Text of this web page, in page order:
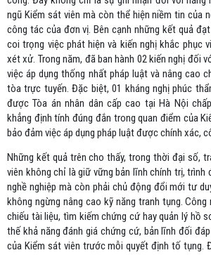
ngũ Kiểm sát viên mà còn thể hiện niềm tin của
công tác của đơn vị. Bên cạnh những kết quả
coi trọng việc phát hiện và kiến nghị khắc phục
xét xử. Trong năm, đã ban hành 02 kiến nghị đối
việc áp dụng thống nhất pháp luật và nâng cao
tòa trực tuyến. Đặc biệt, 01 kháng nghị phúc
được Tòa án nhân dân cấp cao tại Hà Nội
khẳng định tính đúng đắn trong quan điểm của
bảo đảm việc áp dụng pháp luật được chính xác,
Những kết quả trên cho thấy, trong thời đại số,
viên không chỉ là giữ vững bản lĩnh chính trị,
nghề nghiệp mà còn phải chủ động đổi mới tư
không ngừng nâng cao kỹ năng tranh tụng.
chiếu tài liệu, tìm kiếm chứng cứ hay quản lý hồ
thế khả năng đánh giá chứng cứ, bản lĩnh đối
của Kiểm sát viên trước mỗi quyết định tố tụng.